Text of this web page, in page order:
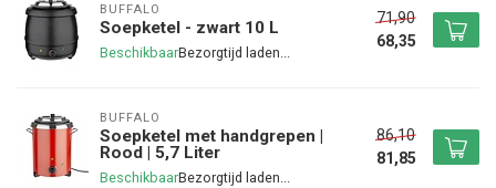
BUFFALO
Soepketel - zwart 10 L
Beschikbaar
71,90
68,35
BUFFALO
Soepketel met handgrepen |
Rood | 5,7 Liter
Beschikbaar
86,10
81,85